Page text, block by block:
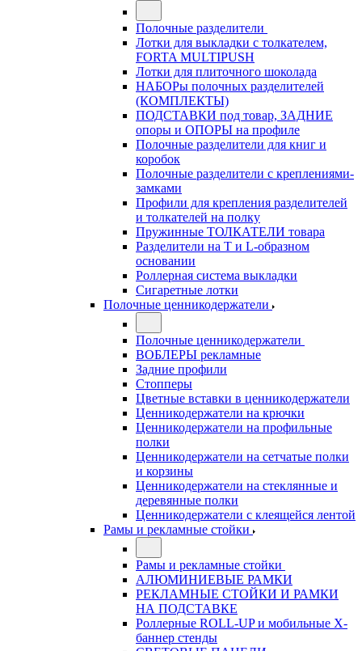
Полочные разделители
Лотки для выкладки с толкателем,
FORTA MULTIPUSH
Лотки для плиточного шоколада
НАБОРы полочных разделителей
(КОМПЛЕКТЫ)
ПОДСТАВКИ под товар, ЗАДНИЕ
опоры и ОПОРЫ на профиле
Полочные разделители для книг и
коробок
Полочные разделители с креплениями-
замками
Профили для крепления разделителей
и толкателей на полку
Пружинные ТОЛКАТЕЛИ товара
Разделители на Т и L-образном
основании
Роллерная система выкладки
Сигаретные лотки
Полочные ценникодержатели
Полочные ценникодержатели
ВОБЛЕРЫ рекламные
Задние профили
Стопперы
Цветные вставки в ценникодержатели
Ценникодержатели на крючки
Ценникодержатели на профильные
полки
Ценникодержатели на сетчатые полки
и корзины
Ценникодержатели на стеклянные и
деревянные полки
Ценникодержатели с клеящейся лентой
Рамы и рекламные стойки
Рамы и рекламные стойки
АЛЮМИНИЕВЫЕ РАМКИ
РЕКЛАМНЫЕ СТОЙКИ И РАМКИ
НА ПОДСТАВКЕ
Роллерные ROLL-UP и мобильные X-
баннер стенды